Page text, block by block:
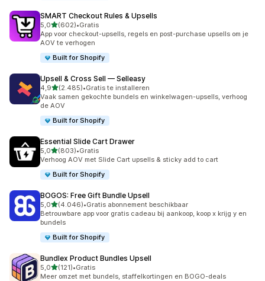
SMART Checkout Rules & Upsells
5,0van 5 sterren
(602)
602 recensies in totaal
•Gratis
App voor checkout-upsells, regels en post-purchase upsells om je
AOV te verhogen
Built for Shopify
Upsell & Cross Sell — Selleasy
4,9van 5 sterren
(2.485)
2485 recensies in totaal
•Gratis te installeren
Vaak samen gekochte bundels en winkelwagen-upsells, verhoog
de AOV
Built for Shopify
Essential Slide Cart Drawer
5,0van 5 sterren
(803)
803 recensies in totaal
•Gratis
Verhoog AOV met Slide Cart upsells & sticky add to cart
Built for Shopify
BOGOS: Free Gift Bundle Upsell
5,0van 5 sterren
(4.046)
4046 recensies in totaal
•Gratis abonnement beschikbaar
Betrouwbare app voor gratis cadeau bij aankoop, koop x krijg y en
bundels
Built for Shopify
Bundlex Product Bundles Upsell
5,0van 5 sterren
(121)
121 recensies in totaal
•Gratis
Meer omzet met bundels, staffelkortingen en BOGO-deals